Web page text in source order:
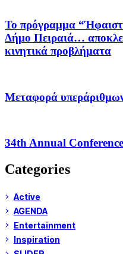
Το πρόγραμμα
Δήμο Πειραιά…
κινητικά προβλήματα
Μεταφορά
34th Annual Conference
Categories
Active
AGENDA
Entertainment
Inspiration